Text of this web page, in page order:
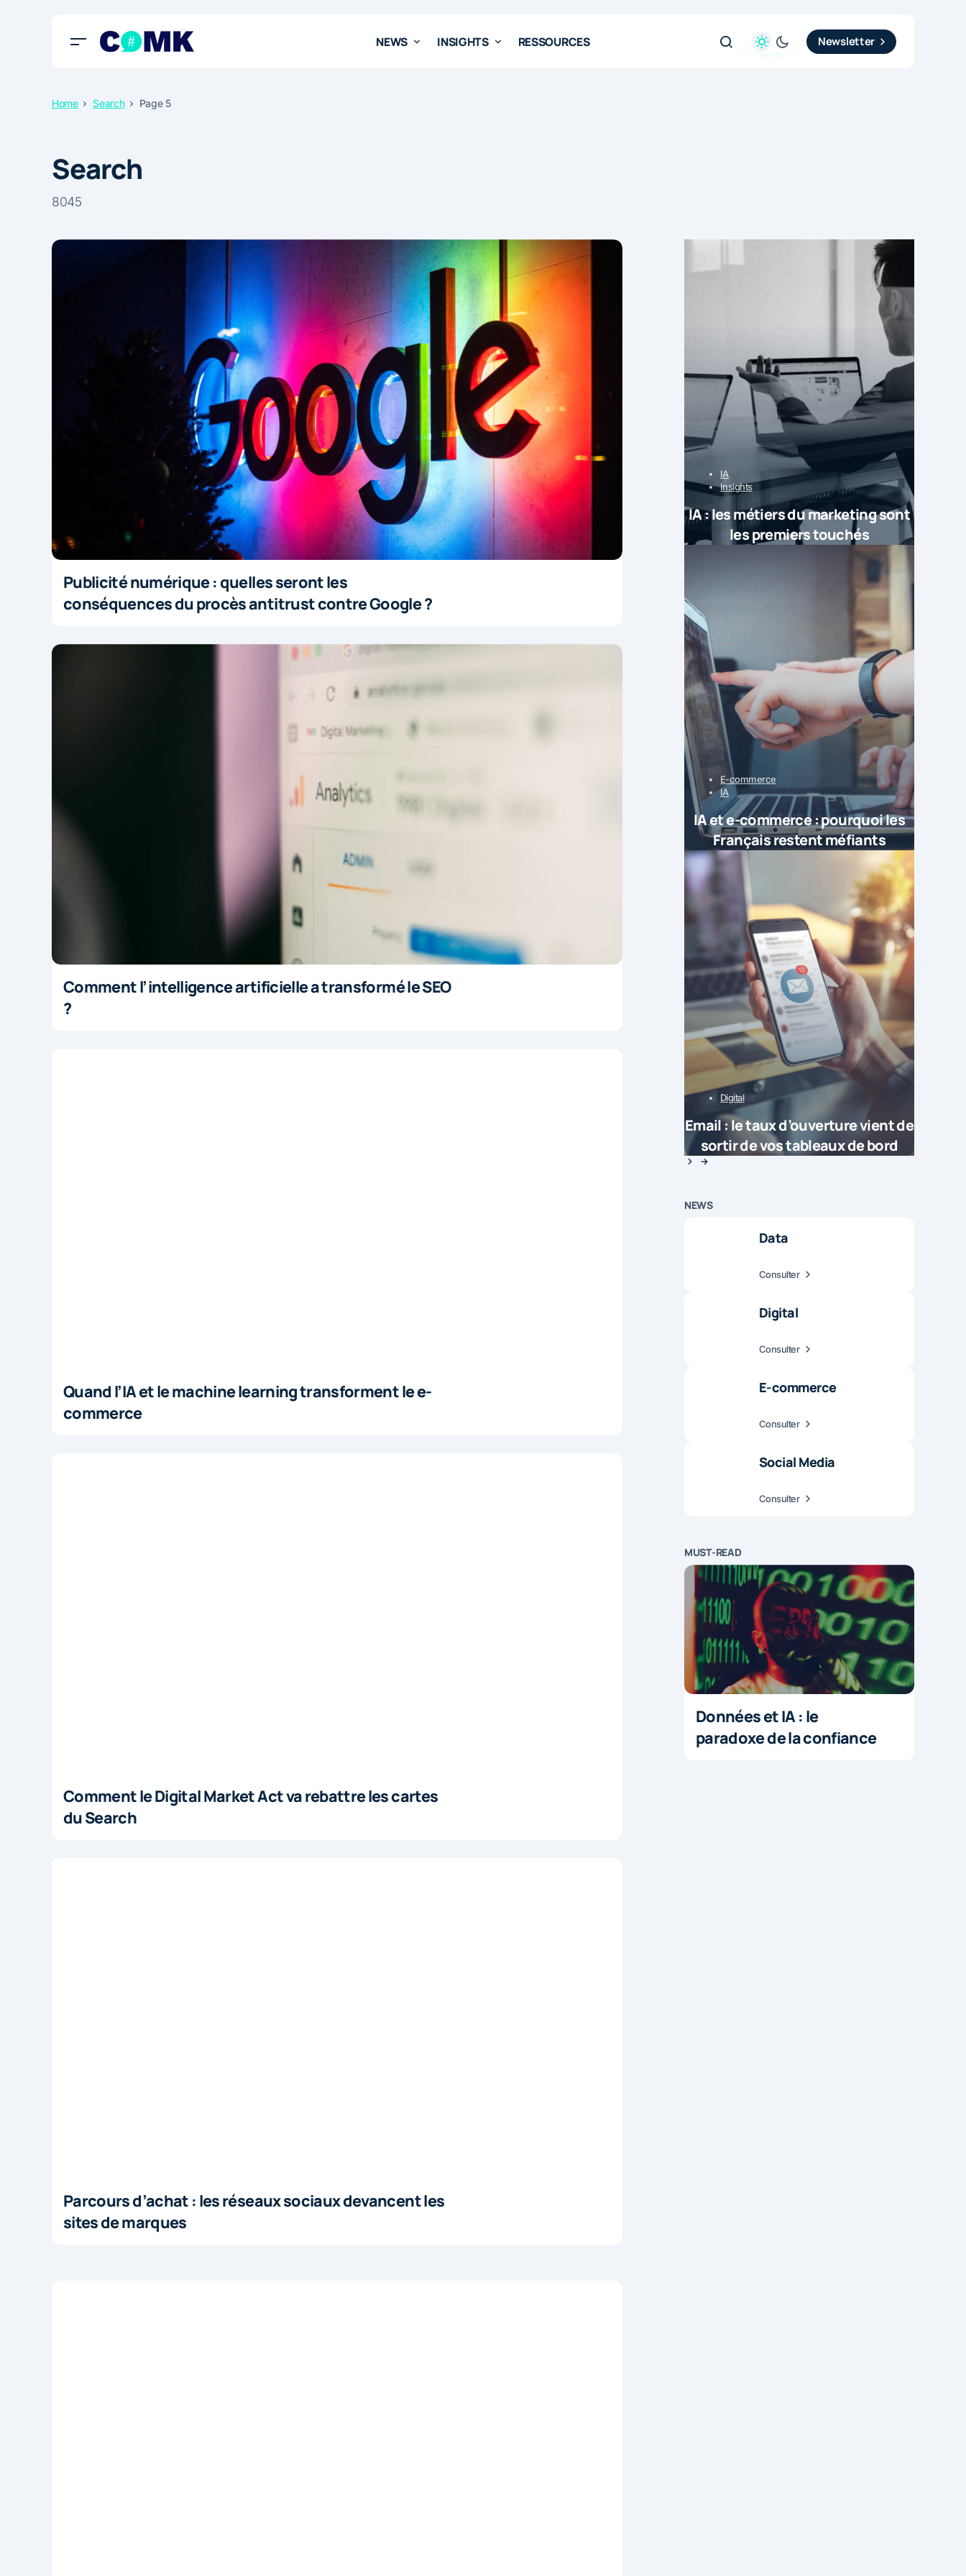
NEWS INSIGHTS RESSOURCES Newsletter
Home Search Page 5
Search
8045
Publicité numérique : quelles seront les
conséquences du procès antitrust contre Google ?
Comment l’intelligence artificielle a transformé le SEO
?
Quand l’IA et le machine learning transforment le e-
commerce
Comment le Digital Market Act va rebattre les cartes
du Search
Parcours d’achat : les réseaux sociaux devancent les
sites de marques
IA
Insights
IA : les métiers du marketing sont
les premiers touchés
E-commerce
IA
IA et e-commerce : pourquoi les
Français restent méfiants
Digital
Email : le taux d’ouverture vient de
sortir de vos tableaux de bord
NEWS
Data
Consulter
Digital
Consulter
E-commerce
Consulter
Social Media
Consulter
MUST-READ
Données et IA : le
paradoxe de la confiance